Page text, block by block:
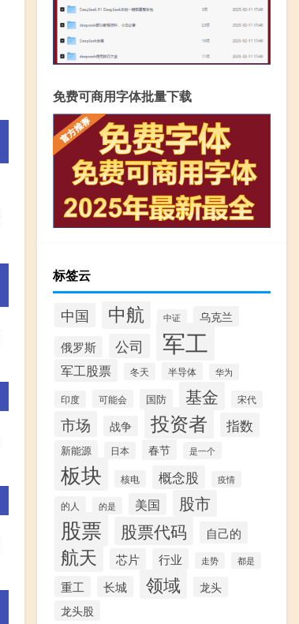
免费可商用字体批量下载
标签云
中国 中航 中证 乌克兰
俄罗斯 公司 军工
军工股票 冬天 半导体 华为
印度 可能会 国防 基金 宋代
市场 战争 投资者 指数
新能源 日本 春节 是一个
板块 核电 概念股 疫情
的人 的是 美国 股市
股票 股票代码 自己的
航天 芯片 行业 走势 都是
重工 长城 领域
龙头
龙头股